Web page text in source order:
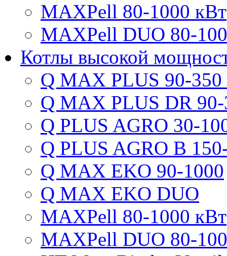
MAXPell 80-1000 кВт
MAXPell DUO 80-
Котлы высокой
Q MAX PLUS 90-350
Q MAX PLUS DR
Q PLUS AGRO 30-
Q PLUS AGRO B
Q MAX EKO 90-1000
Q MAX EKO DUO
MAXPell 80-1000 кВт
MAXPell DUO 80-